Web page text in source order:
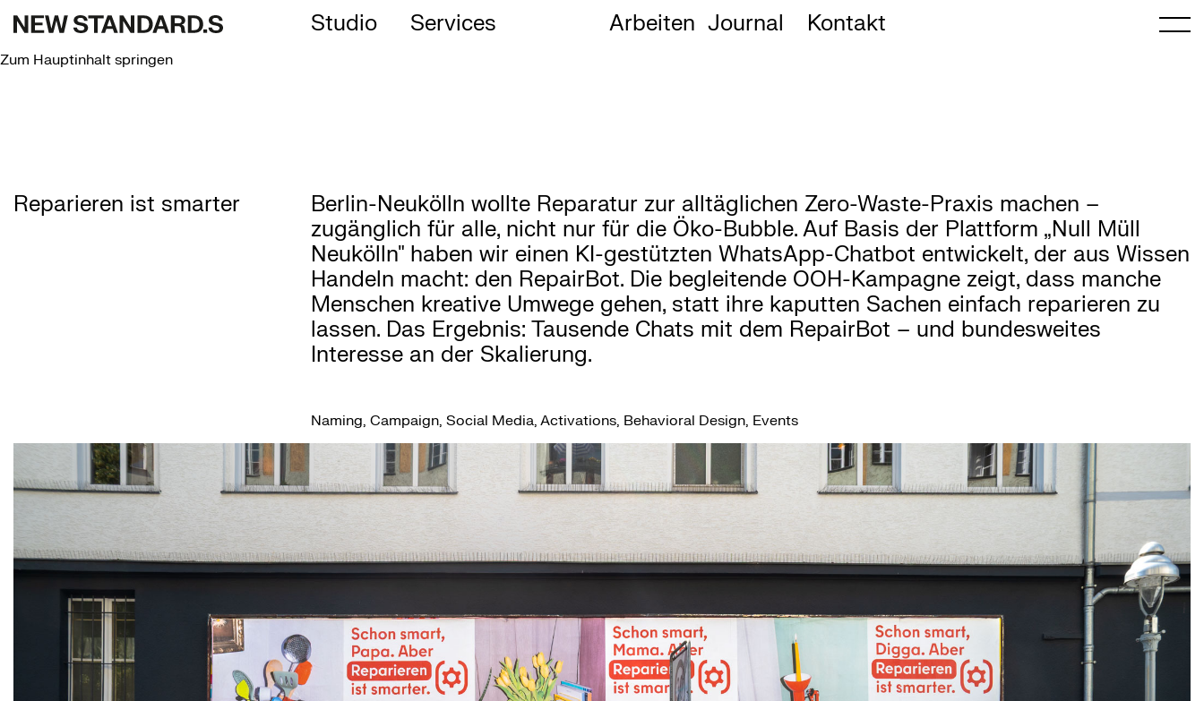
Studio Services Arbeiten Journal Kontakt
Zum Hauptinhalt springen
Reparieren ist smarter
Berlin-Neukölln wollte Reparatur zur alltäglichen Zero-Waste-Praxis machen –
zugänglich für alle, nicht nur für die Öko-Bubble. Auf Basis der Plattform „Null Müll
Neukölln" haben wir einen KI-gestützten WhatsApp-Chatbot entwickelt, der aus Wissen
Handeln macht: den RepairBot. Die begleitende OOH-Kampagne zeigt, dass manche
Menschen kreative Umwege gehen, statt ihre kaputten Sachen einfach reparieren zu
lassen. Das Ergebnis: Tausende Chats mit dem RepairBot – und bundesweites
Interesse an der Skalierung.
Naming, Campaign, Social Media, Activations, Behavioral Design, Events